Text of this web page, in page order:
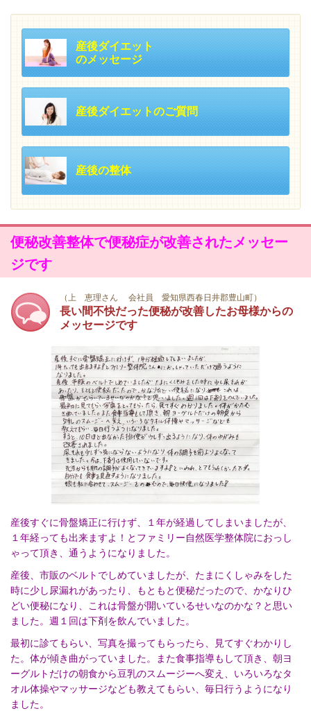
産後ダイエット
のメッセージ
産後ダイエットのご質問
産後の整体
便秘改善整体で便秘症が改善されたメッセー
ジです
（上 恵理さん 会社員 愛知県西春日井郡豊山町）
長い間不快だった便秘が改善したお母様からの
メッセージです
産後すぐに骨盤矯正に行けず、１年が経過してしまいましたが、
１年経っても出来ますよ！とファミリー自然医学整体院におっし
ゃって頂き、通うようになりました。
産後、市販のベルトでしめていましたが、たまにくしゃみをした
時に少し尿漏れがあったり、もともと便秘だったので、かなりひ
どい便秘になり、これは骨盤が開いているせいなのかな？と思い
ました。週１回は下剤を飲んでいました。
最初に診てもらい、写真を撮ってもらったら、見てすぐわかりし
た。体が傾き曲がっていました。また食事指導もして頂き、朝ヨ
ーグルトだけの朝食から豆乳のスムージーへ変え、いろいろなタ
オル体操やマッサージなども教えてもらい、毎日行うようになり
ました。